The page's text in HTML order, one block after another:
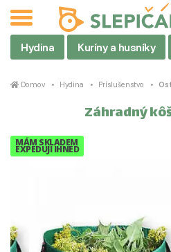
Hydina Kuríny a husníky
Domov Hydina Príslušenstvo
Záhradný
MÁM SKLADEM
EXPEDUJI IHNED